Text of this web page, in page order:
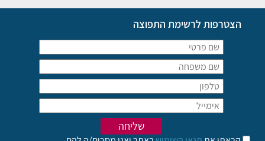
הצטרפות לרשימת התפוצה